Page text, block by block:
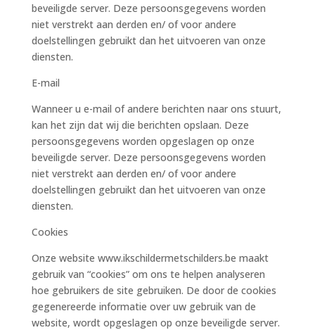
beveiligde server. Deze persoonsgegevens worden
niet verstrekt aan derden en/ of voor andere
doelstellingen gebruikt dan het uitvoeren van onze
diensten.
E-mail
Wanneer u e-mail of andere berichten naar ons stuurt,
kan het zijn dat wij die berichten opslaan. Deze
persoonsgegevens worden opgeslagen op onze
beveiligde server. Deze persoonsgegevens worden
niet verstrekt aan derden en/ of voor andere
doelstellingen gebruikt dan het uitvoeren van onze
diensten.
Cookies
Onze website www.ikschildermetschilders.be maakt
gebruik van “cookies” om ons te helpen analyseren
hoe gebruikers de site gebruiken. De door de cookies
gegenereerde informatie over uw gebruik van de
website, wordt opgeslagen op onze beveiligde server.